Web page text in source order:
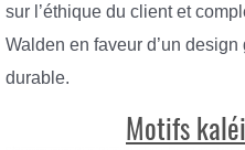
sur l’éthique du client et
Walden en faveur d’un
durable.
Motifs